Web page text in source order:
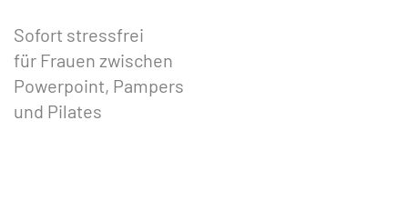
Sofort stressfrei
für Frauen zwischen
Powerpoint, Pampers
und Pilates